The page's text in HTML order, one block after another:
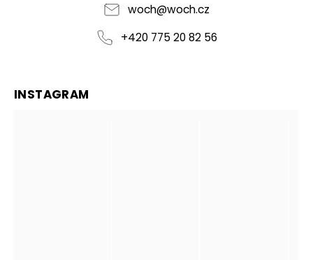
woch@woch.cz
+420 775 20 82 56
INSTAGRAM